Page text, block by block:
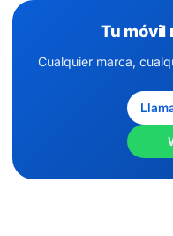
Tu móvil
Cualquier marca,